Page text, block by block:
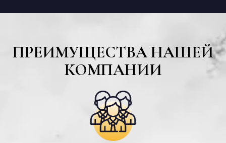
ПРЕИМУЩЕСТВА НАШЕЙ
КОМПАНИИ